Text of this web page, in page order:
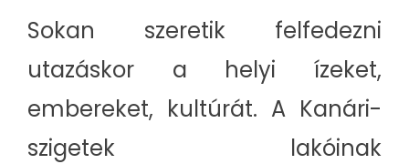
Sokan szeretik felfedezni
utazáskor a helyi ízeket,
embereket, kultúrát. A Kanári-
szigetek lakóinak